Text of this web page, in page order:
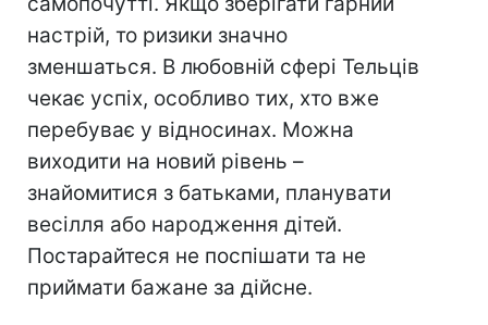
настрій, то ризики значно
зменшаться. В любовній сфері Тельців
чекає успіх, особливо тих, хто вже
перебуває у відносинах. Можна
виходити на новий рівень –
знайомитися з батьками, планувати
весілля або народження дітей.
Постарайтеся не поспішати та не
приймати бажане за дійсне.